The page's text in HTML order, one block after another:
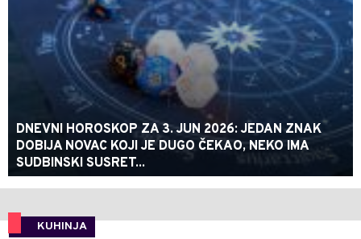
DNEVNI HOROSKOP ZA 3. JUN 2026: JEDAN ZNAK
DOBIJA NOVAC KOJI JE DUGO ČEKAO, NEKO IMA
SUDBINSKI SUSRET...
KUHINJA